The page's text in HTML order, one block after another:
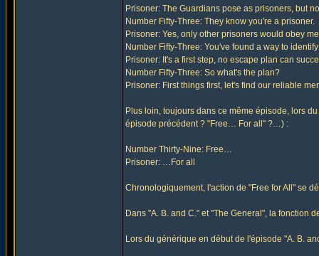
Prisoner: The Guardians pose as prisoners, but
Number Fifty-Three: They know you're a prisoner.
Prisoner: Yes, only other prisoners would obey
Number Fifty-Three: You've found a way to
Prisoner: It's a first step, no escape plan can
Number Fifty-Three: So what's the plan?
Prisoner: First things first, let's find our reliable
Plus loin, toujours dans ce même épisode, lors
épisode précédent ? "Free… For all" ?…) :
Number Thirty-Nine: Free…
Prisoner: …For all
Chronologiquement, l'action de "Free for All" se
Dans "A. B. and C." et "The General", la fonction
Lors du générique en début de l'épisode "A. B.